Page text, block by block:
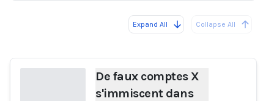
Expand All Collapse All
De faux comptes X
s'immiscent dans